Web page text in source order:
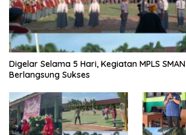
Digelar Selama 5 Hari, Kegiatan MPLS
Berlangsung Sukses